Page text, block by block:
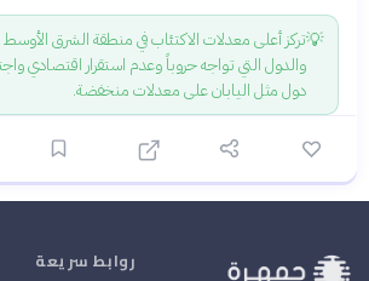
💡تركز أعلى معدلات الاكتئاب في منطقة الشرق الأوسط
والدول التي تواجه حروباً وعدم استقرار اقتصادي
دول مثل اليابان على معدلات منخفضة.
روابط سريعة